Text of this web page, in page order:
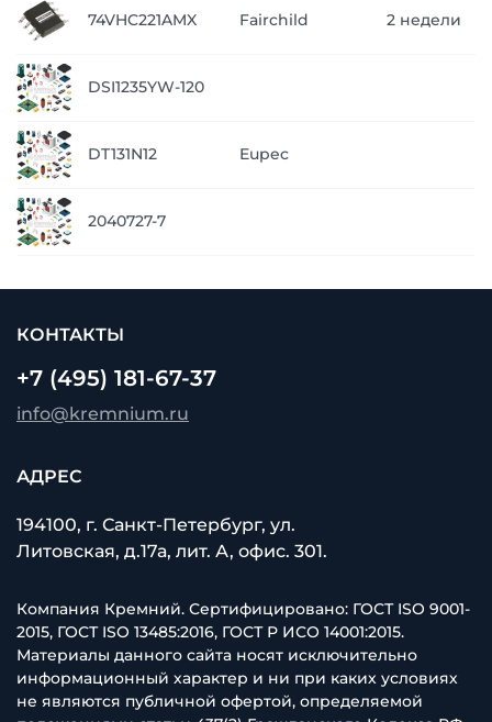
74VHC221AMX Fairchild 2 недели
DSI1235YW-120
DT131N12 Eupec
2040727-7
КОНТАКТЫ
+7 (495) 181-67-37
info@kremnium.ru
АДРЕС
194100, г. Санкт-Петербург, ул.
Литовская, д.17а, лит. А, офис. 301.
Компания Кремний. Сертифицировано: ГОСТ ISO 9001-
2015, ГОСТ ISO 13485:2016, ГОСТ Р ИСО 14001:2015.
Материалы данного сайта носят исключительно
информационный характер и ни при каких условиях
не являются публичной офертой, определяемой